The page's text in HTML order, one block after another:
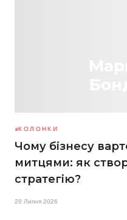
КОЛОНКИ
Чому бізнесу
митцями: як
стратегію?
28 Липня 2026